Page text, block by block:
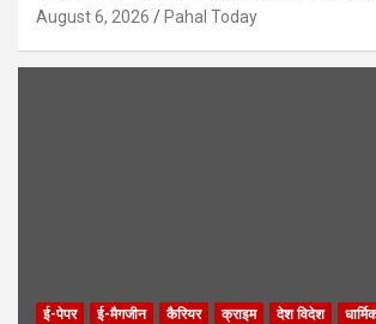
August 6, 2026 Pahal Today
ई-पेपर ई-मैगजीन कैरियर क्राइम देश विदेश